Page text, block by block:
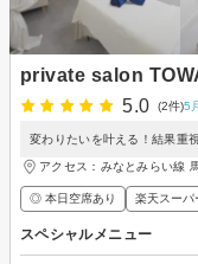
private salon
5.0
(2件)5
変わりたいを叶える！結果重
アクセス：みなとみらい線
◎ 本日空席あり 楽天スーパ
スペシャルメニュー